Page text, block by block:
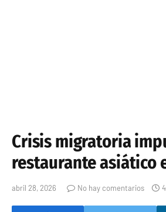
Crisis migratoria
restaurante asiático
abril 28, 2026 No hay comentarios